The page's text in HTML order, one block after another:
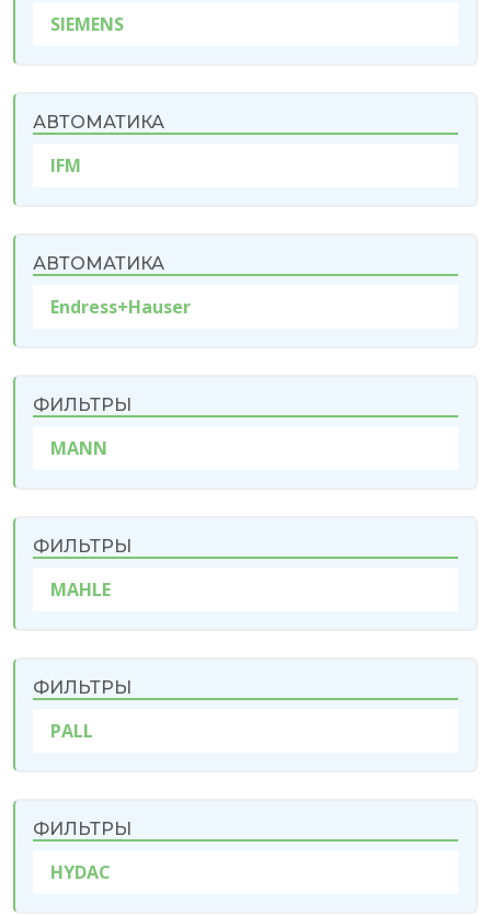
SIEMENS
АВТОМАТИКА
IFM
АВТОМАТИКА
Endress+Hauser
ФИЛЬТРЫ
MANN
ФИЛЬТРЫ
MAHLE
ФИЛЬТРЫ
PALL
ФИЛЬТРЫ
HYDAC